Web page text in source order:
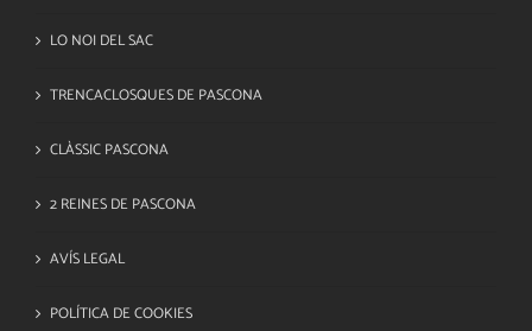
LO NOI DEL SAC
TRENCACLOSQUES DE PASCONA
CLÀSSIC PASCONA
2 REINES DE PASCONA
AVÍS LEGAL
POLÍTICA DE COOKIES